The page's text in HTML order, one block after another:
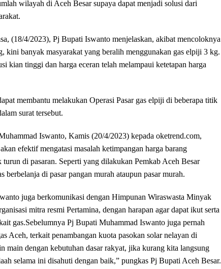
wilayah di Aceh Besar supaya dapat menjadi solusi dari
(18/4/2023), Pj Bupati Iswanto menjelaskan, akibat mencoloknya
kini banyak masyarakat yang beralih menggunakan gas elpiji 3 kg.
kian tinggi dan harga eceran telah melampaui ketetapan harga
membantu melakukan Operasi Pasar gas elpiji di beberapa titik
surat tersebut.
Iswanto, Kamis (20/4/2023) kepada oketrend.com,
efektif mengatasi masalah ketimpangan harga barang
di pasaran. Seperti yang dilakukan Pemkab Aceh Besar
berbelanja di pasar pangan murah ataupun pasar murah.
juga berkomunikasi dengan Himpunan Wiraswasta Minyak
mitra resmi Pertamina, dengan harapan agar dapat ikut serta
gas.Sebelumnya Pj Bupati Muhammad Iswanto juga pernah
Aceh, terkait penambangan kuota pasokan solar nelayan di
main dengan kebutuhan dasar rakyat, jika kurang kita langsung
selama ini disahuti dengan baik,” pungkas Pj Bupati Aceh Besar.